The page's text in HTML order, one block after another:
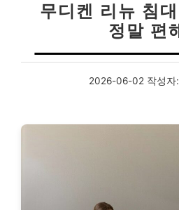
무디켄 리뉴 침
정말 편
2026-06-02 작성자: